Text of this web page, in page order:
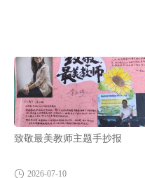
致敬最美教师主题手抄报
2026-07-10